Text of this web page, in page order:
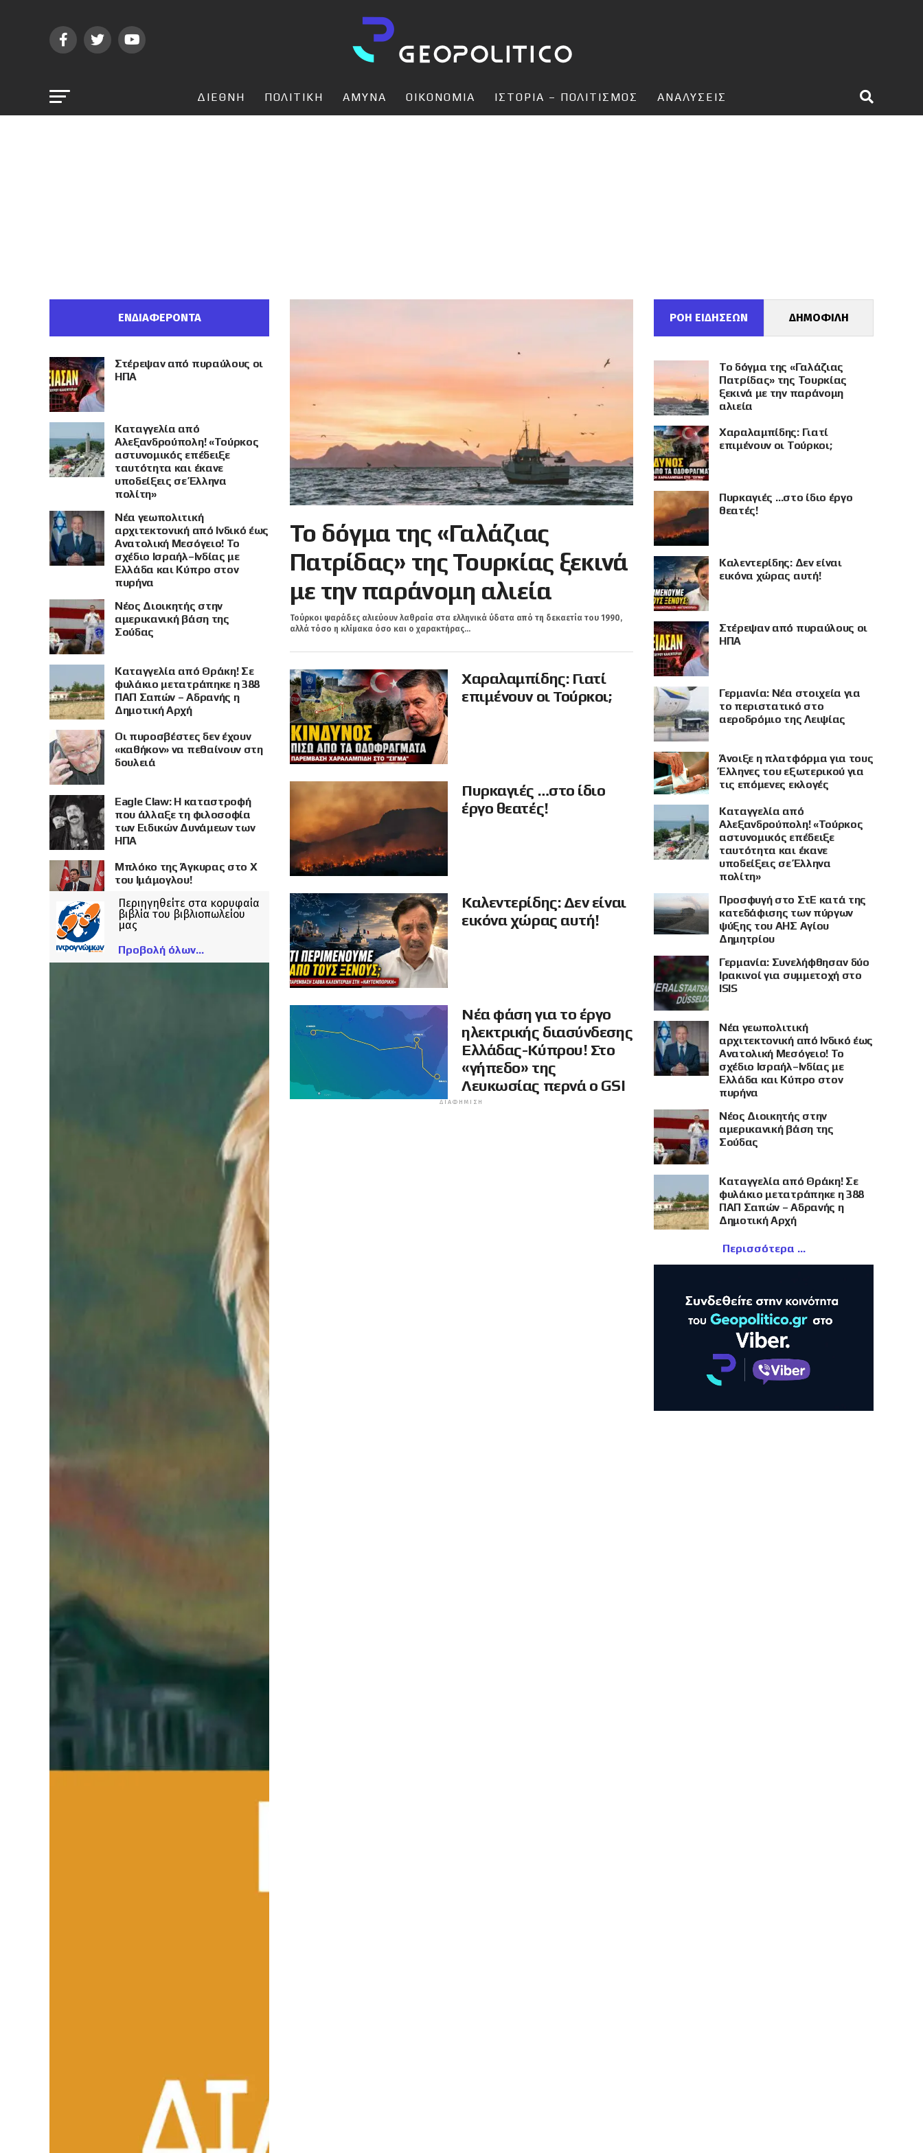
ΔΙΕΘΝΗ ΠΟΛΙΤΙΚΗ ΑΜΥΝΑ ΟΙΚΟΝΟΜΙΑ ΙΣΤΟΡΙΑ – ΠΟΛΙΤΙΣΜΟΣ ΑΝΑΛΥΣΕΙΣ
Το δόγμα της «Γαλάζιας
Πατρίδας» της Τουρκίας ξεκινά
με την παράνομη αλιεία
Τούρκοι ψαράδες αλιεύουν λαθραία στα ελληνικά ύδατα από τη δεκαετία του 1990,
αλλά τόσο η κλίμακα όσο και ο χαρακτήρας...
Χαραλαμπίδης: Γιατί
επιμένουν οι Τούρκοι;
Πυρκαγιές …στο ίδιο
έργο θεατές!
Καλεντερίδης: Δεν είναι
εικόνα χώρας αυτή!
Νέα φάση για το έργο
ηλεκτρικής διασύνδεσης
Ελλάδας-Κύπρου! Στο
«γήπεδο» της
Λευκωσίας περνά ο GSI
ΔΙΑΦΉΜΙΣΗ
ΕΝΔΙΑΦΕΡΟΝΤΑ
Στέρεψαν από πυραύλους οι
ΗΠΑ
Καταγγελία από
Αλεξανδρούπολη! «Τούρκος
αστυνομικός επέδειξε
ταυτότητα και έκανε
υποδείξεις σε Έλληνα
πολίτη»
Νέα γεωπολιτική
αρχιτεκτονική από Ινδικό έως
Ανατολική Μεσόγειο! Το
σχέδιο Ισραήλ–Ινδίας με
Ελλάδα και Κύπρο στον
πυρήνα
Νέος Διοικητής στην
αμερικανική βάση της
Σούδας
Καταγγελία από Θράκη! Σε
φυλάκιο μετατράπηκε η 388
ΠΑΠ Σαπών – Αδρανής η
Δημοτική Αρχή
Οι πυροσβέστες δεν έχουν
«καθήκον» να πεθαίνουν στη
δουλειά
Eagle Claw: Η καταστροφή
που άλλαξε τη φιλοσοφία
των Ειδικών Δυνάμεων των
ΗΠΑ
Μπλόκο της Άγκυρας στο X
του Ιμάμογλου!
Περιηγηθείτε στα κορυφαία
βιβλία του βιβλιοπωλείου
μας
Προβολή όλων
ΡΟΗ ΕΙΔΗΣΕΩΝ ΔΗΜΟΦΙΛΗ
Το δόγμα της «Γαλάζιας
Πατρίδας» της Τουρκίας
ξεκινά με την παράνομη
αλιεία
Χαραλαμπίδης: Γιατί
επιμένουν οι Τούρκοι;
Πυρκαγιές …στο ίδιο έργο
θεατές!
Καλεντερίδης: Δεν είναι
εικόνα χώρας αυτή!
Στέρεψαν από πυραύλους οι
ΗΠΑ
Γερμανία: Νέα στοιχεία για
το περιστατικό στο
αεροδρόμιο της Λειψίας
Άνοιξε η πλατφόρμα για τους
Έλληνες του εξωτερικού για
τις επόμενες εκλογές
Καταγγελία από
Αλεξανδρούπολη! «Τούρκος
αστυνομικός επέδειξε
ταυτότητα και έκανε
υποδείξεις σε Έλληνα
πολίτη»
Προσφυγή στο ΣτΕ κατά της
κατεδάφισης των πύργων
ψύξης του ΑΗΣ Αγίου
Δημητρίου
Γερμανία: Συνελήφθησαν δύο
Ιρακινοί για συμμετοχή στο
ISIS
Νέα γεωπολιτική
αρχιτεκτονική από Ινδικό έως
Ανατολική Μεσόγειο! Το
σχέδιο Ισραήλ–Ινδίας με
Ελλάδα και Κύπρο στον
πυρήνα
Νέος Διοικητής στην
αμερικανική βάση της
Σούδας
Καταγγελία από Θράκη! Σε
φυλάκιο μετατράπηκε η 388
ΠΑΠ Σαπών – Αδρανής η
Δημοτική Αρχή
Περισσότερα